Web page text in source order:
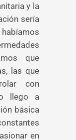
y la
sería
que
las que
con
llego a
básica
en